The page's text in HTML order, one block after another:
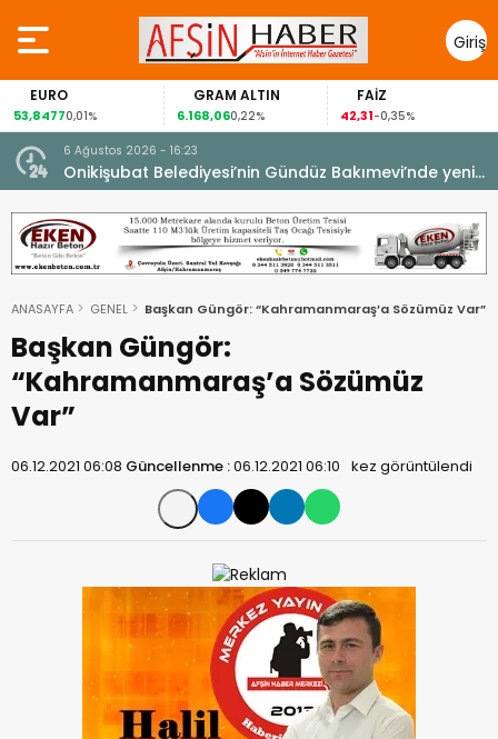
Giriş
Yap
0,01%
GRAM ALTIN
6.168,060,22%
FAİZ
42,31 -0,35%
6 Ağustos 2026 - 16:23
Onikişubat Belediyesi’nin Gündüz Bakımevi’nde yeni
dönemin ön kayıtları başladı.
ANASAYFA GENEL Başkan Güngör: “Kahramanmaraş’a Sözümüz Var”
Başkan Güngör:
“Kahramanmaraş’a Sözümüz
Var”
06.12.2021 06:08 Güncellenme :06.12.2021 06:10 kez görüntülendi